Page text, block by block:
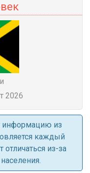
2026
информацию из
каждый
из-за